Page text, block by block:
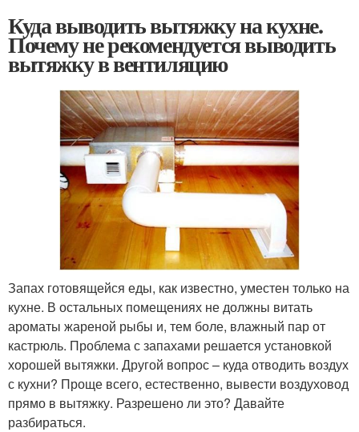
Куда выводить вытяжку на кухне.
Почему не рекомендуется выводить
вытяжку в вентиляцию
Запах готовящейся еды, как известно, уместен только на
кухне. В остальных помещениях не должны витать
ароматы жареной рыбы и, тем боле, влажный пар от
кастрюль. Проблема с запахами решается установкой
хорошей вытяжки. Другой вопрос – куда отводить воздух
с кухни? Проще всего, естественно, вывести воздуховод
прямо в вытяжку. Разрешено ли это? Давайте
разбираться.